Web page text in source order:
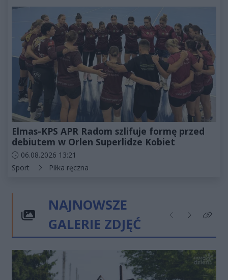
Elmas-KPS APR Radom szlifuje formę przed
debiutem w Orlen Superlidze Kobiet
Data dodania artykułu:
06.08.2026 13:21
Kategorie artykułu:
Sport Piłka ręczna
NAJNOWSZE
GALERIE ZDJĘĆ
Poprzednie
NastępneKliknij